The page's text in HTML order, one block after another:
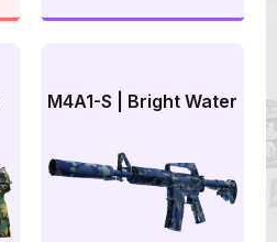
M4A1-S | Bright Water